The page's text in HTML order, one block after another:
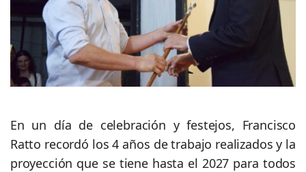
En un día de celebración y festejos, Francisco
Ratto recordó los 4 años de trabajo realizados y la
proyección que se tiene hasta el 2027 para todos